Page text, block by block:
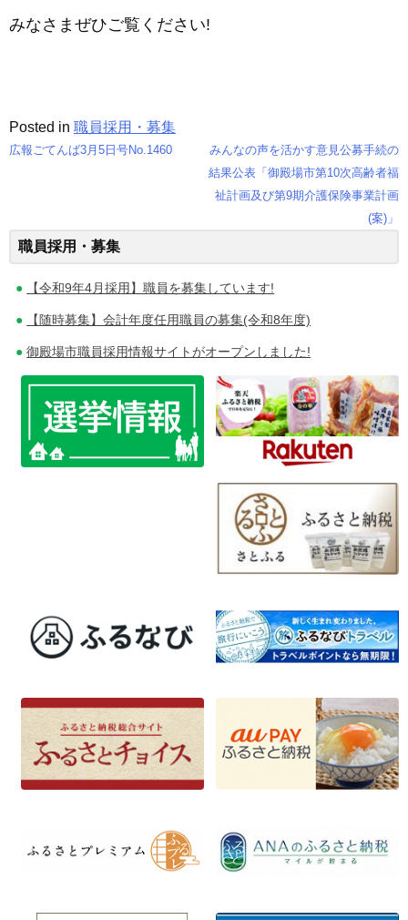
みなさまぜひご覧ください!
Posted in 職員採用・募集
ナ
シ
広報ごてんば3月5日号No.1460
みんなの声を活かす意見公募手続の
結果公表「御殿場市第10次高齢者福
祉計画及び第9期介護保険事業計画
(案)」
職員採用・募集
【令和9年4月採用】職員を募集しています!
【随時募集】会計年度任用職員の募集(令和8年度)
御殿場市職員採用情報サイトがオープンしました!